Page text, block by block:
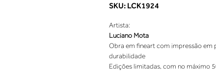
SKU: LCK1924
Artista:
Luciano Mota
Obra em fineart com impressão em
durabilidade
Edições limitadas, com no máximo